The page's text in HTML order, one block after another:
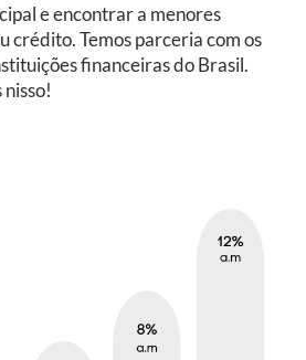
e encontrar a menores
crédito. Temos parceria com os
financeiras do Brasil.
nisso!